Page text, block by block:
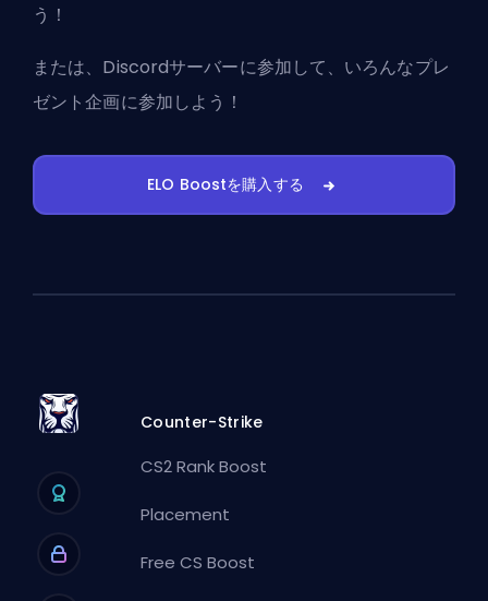
う！
または、 Discordサーバーに参加して、いろんなプレ
ゼント企画に参加しよう！
ELO Boostを購入する
Counter-Strike
CS2 Rank Boost
Placement
Free CS Boost